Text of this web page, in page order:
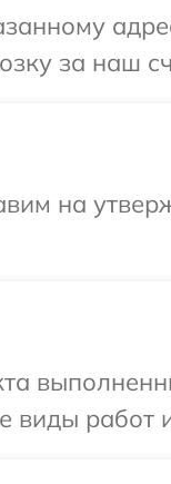
за наш
на
виды работ